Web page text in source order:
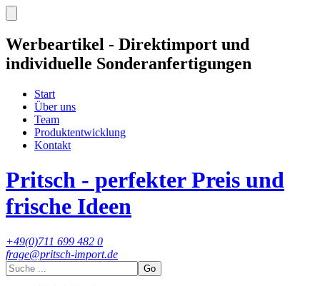
Werbeartikel - Direktimport und
individuelle Sonderanfertigungen
Start
Über uns
Team
Produktentwicklung
Kontakt
Pritsch - perfekter Preis und
frische Ideen
+49(0)711 699 482 0
frage@pritsch-import.de
Go